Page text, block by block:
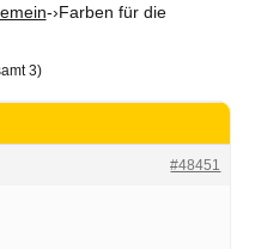
-›Farben für die
3)
#48451